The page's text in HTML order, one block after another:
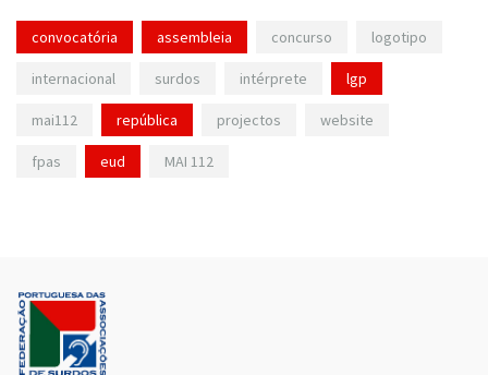
convocatória assembleia concurso logotipo
internacional surdos intérprete lgp
mai112 república projectos website
fpas eud MAI 112